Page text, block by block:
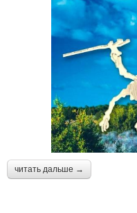
читать дальше →